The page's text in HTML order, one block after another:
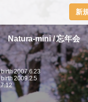
新
Natura-mini / 忘年会
2007.6.23
2009.2.5